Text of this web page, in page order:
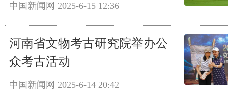
中国新闻网 2025-6-15 12:36
河南省文物考古研究院举办公
众考古活动
中国新闻网 2025-6-14 20:42